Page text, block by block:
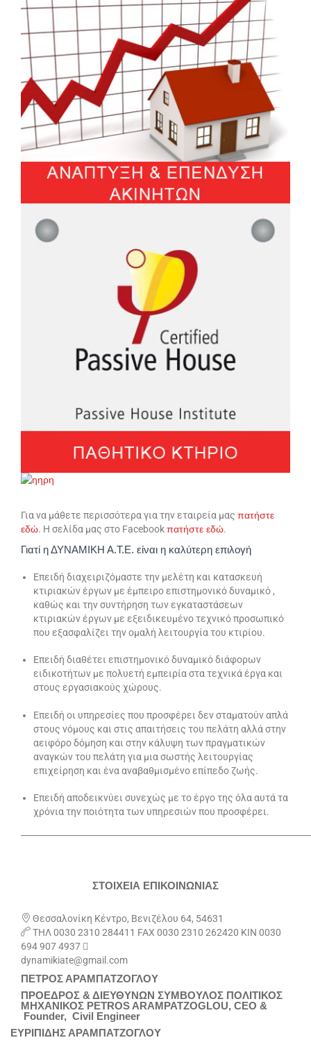
Για να μάθετε περισσότερα για την εταιρεία μας πατήστε
εδώ. Η σελίδα μας στο Facebookπατήστε εδώ.
Γιατί η ΔΥΝΑΜΙΚΗ Α.Τ.Ε. είναι η καλύτερη επιλογή
Επειδή διαχειριζόμαστε την μελέτη και κατασκευή
κτιριακών έργων με έμπειρο επιστημονικό δυναμικό ,
καθώς και την συντήρηση των εγκαταστάσεων
κτιριακών έργων με εξειδικευμένο τεχνικό προσωπικό
που εξασφαλίζει την ομαλή λειτουργία του κτιρίου.
Επειδή διαθέτει επιστημονικό δυναμικό διάφορων
ειδικοτήτων με πολυετή εμπει­ρία στα τεχνικά έργα και
στους εργασιακούς χώρους.
Επειδή οι υπηρεσίες που προσφέρει δεν σταματούν απλά
στους νόμους και στις απαιτήσεις του πελάτη αλλά στην
αειφόρο δόμηση και στην κάλυψη των πραγματικών
αναγκών του πελάτη για μια σωστής λειτουργίας
επιχείρηση και ένα αναβαθμισμένο επίπεδο ζωής.
Επειδή αποδεικνύει συνεχώς με το έργο της όλα αυτά τα
χρόνια την ποιότητα των υπηρεσιών που προσφέρει.
ΣΤΟΙΧΕΙΑ ΕΠΙΚΟΙΝΩΝΙΑΣ
 Θεσσαλονίκη Κέντρο, Βενιζέλου 64, 54631
 ΤΗΛ 0030 2310 284411 FAX 0030 2310 262420 ΚΙΝ 0030
694 907 4937 
dynamikiate@gmail.com
ΠΕΤΡΟΣ ΑΡΑΜΠΑΤΖΟΓΛΟΥ
ΠΡΟΕΔΡΟΣ & ΔΙΕΥΘΥΝΩΝ ΣΥΜΒΟΥΛΟΣ ΠΟΛΙΤΙΚΟΣ
ΜΗΧΑΝΙΚΟΣ PETROS ARAMPATZOGLOU, CEO &
Founder, Civil Engineer
ΕΥΡΙΠΙΔΗΣ ΑΡΑΜΠΑΤΖΟΓΛΟΥ